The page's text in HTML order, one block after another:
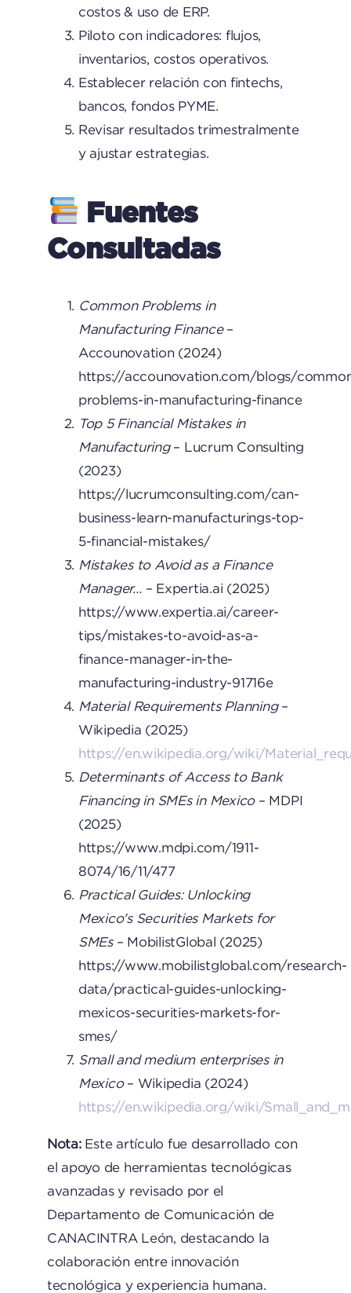
costos & uso de ERP.
Piloto con indicadores: flujos,
inventarios, costos operativos.
Establecer relación con fintechs,
bancos, fondos PYME.
Revisar resultados trimestralmente
y ajustar estrategias.
Fuentes
Consultadas
Common Problems in
Manufacturing Finance–
Accounovation (2024)
https://accounovation.com/blogs/
problems-in-manufacturing-finance
Top 5 Financial Mistakes in
Manufacturing– Lucrum Consulting
(2023)
https://lucrumconsulting.com/can-
business-learn-manufacturings-top-
5-financial-mistakes/
Mistakes to Avoid as a Finance
Manager…– Expertia.ai (2025)
https://www.expertia.ai/career-
tips/mistakes-to-avoid-as-a-
finance-manager-in-the-
manufacturing-industry-91716e
Material Requirements Planning–
Wikipedia (2025)
https://en.wikipedia.org/wiki/
Determinants of Access to Bank
Financing in SMEs in Mexico– MDPI
(2025)
https://www.mdpi.com/1911-
8074/16/11/477
Practical Guides: Unlocking
Mexico's Securities Markets for
SMEs– MobilistGlobal (2025)
https://www.mobilistglobal.com/research-
data/practical-guides-unlocking-
mexicos-securities-markets-for-
smes/
Small and medium enterprises in
Mexico– Wikipedia (2024)
https://en.wikipedia.org/wiki/
Nota:Este artículo fue desarrollado con
el apoyo de herramientas tecnológicas
avanzadas y revisado por el
Departamento de Comunicación de
CANACINTRA León, destacando la
colaboración entre innovación
tecnológica y experiencia humana.